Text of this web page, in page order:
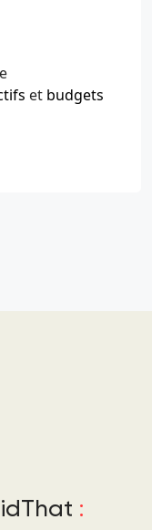
et budgets
: